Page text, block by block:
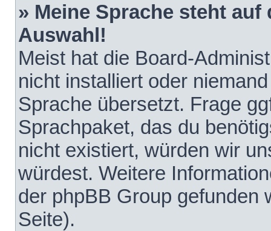
» Meine Sprache steht
Auswahl!
Meist hat die Board-
nicht installiert oder
Sprache übersetzt. Frage
Sprachpaket, das du
nicht existiert, würden wir
würdest. Weitere
der phpBB Group gefunden
Seite).